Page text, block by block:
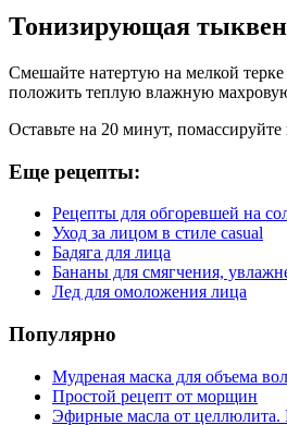
Тонизирующая
Смешайте натертую на мелкой терке
положить теплую влажную
Оставьте на 20 минут, помассируйте
Еще рецепты:
Рецепты для обгоревшей на
Уход за лицом в стиле casual
Бадяга для лица
Бананы для смягчения,
Лед для омоложения лица
Популярно
Мудреная маска для объема
Простой рецепт от морщин
Эфирные масла от целлюлита.